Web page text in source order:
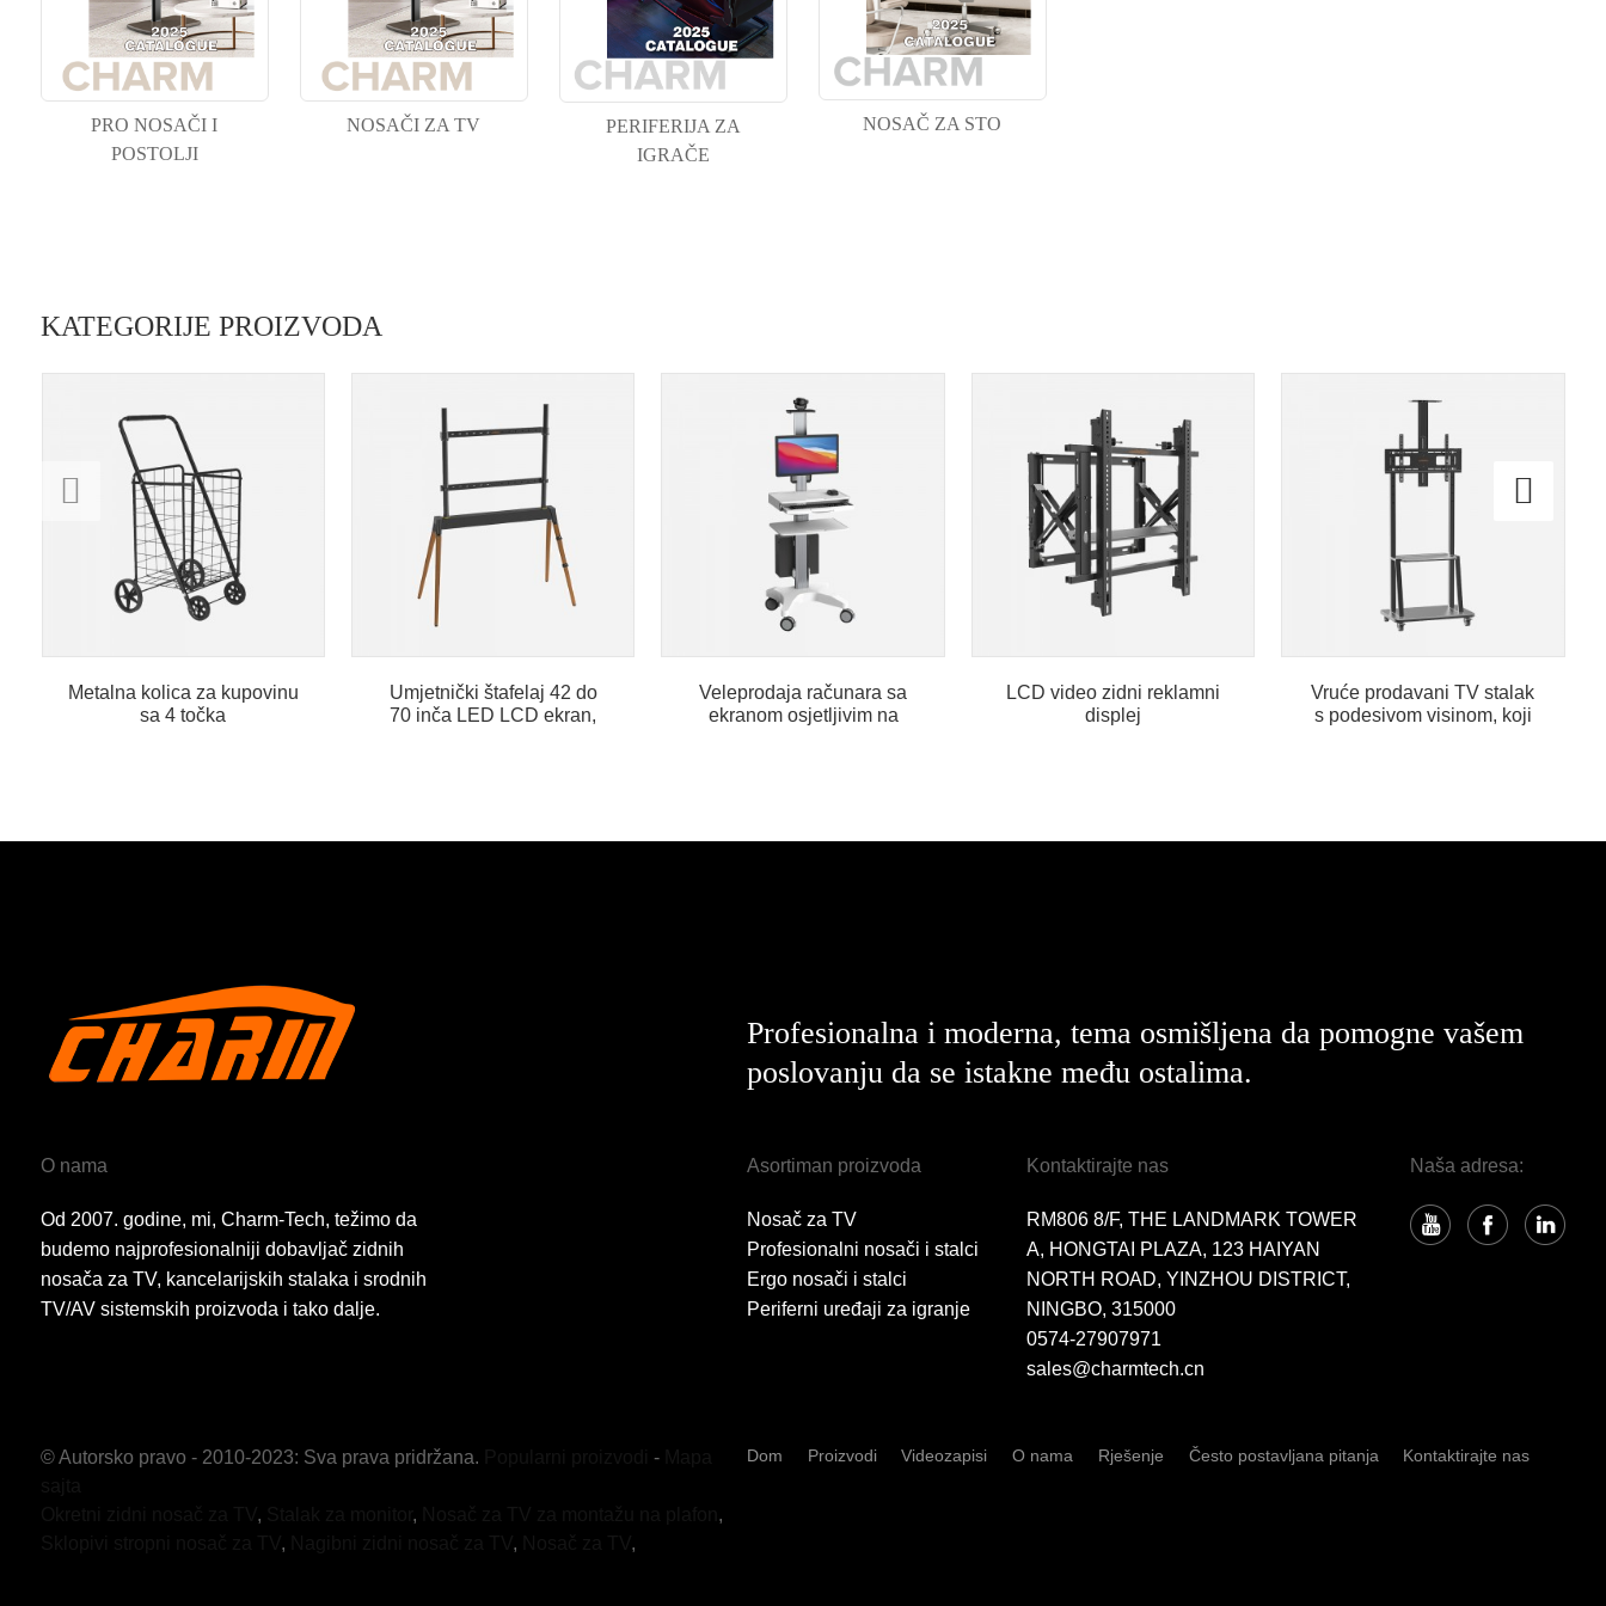
PRO NOSAČI I
POSTOLJI
NOSAČI ZA TV
PERIFERIJA ZA
IGRAČE
NOSAČ ZA STO
KATEGORIJE PROIZVODA
Metalna kolica za kupovinu
sa 4 točka
Umjetnički štafelaj 42 do
70 inča LED LCD ekran,
Veleprodaja računara sa
ekranom osjetljivim na
LCD video zidni reklamni
displej
Vruće prodavani TV stalak
s podesivom visinom, koji
Profesionalna i moderna, tema osmišljena da pomogne vašem
poslovanju da se istakne među ostalima.
O nama
Od 2007. godine, mi, Charm-Tech, težimo da
budemo najprofesionalniji dobavljač zidnih
nosača za TV, kancelarijskih stalaka i srodnih
TV/AV sistemskih proizvoda i tako dalje.
Asortiman proizvoda
Nosač za TV
Profesionalni nosači i stalci
Ergo nosači i stalci
Periferni uređaji za igranje
Kontaktirajte nas
RM806 8/F, THE LANDMARK TOWER
A, HONGTAI PLAZA, 123 HAIYAN
NORTH ROAD, YINZHOU DISTRICT,
NINGBO, 315000
0574-27907971
sales@charmtech.cn
Naša adresa:
© Autorsko pravo - 2010-2023: Sva prava pridržana. -
, ,
,
, , ,
Dom Proizvodi Videozapisi O nama Rješenje Često postavljana pitanja Kontaktirajte nas